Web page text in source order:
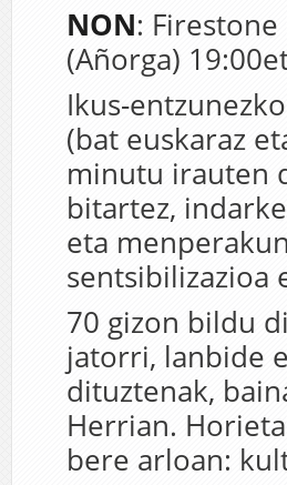
NON:
(Añorga)
Ikus-
(bat euskaraz
minutu irauten
bitartez,
eta
sentsibilizazioa
70 gizon bildu
jatorri, lanbide
dituztenak,
Herrian.
bere arloan: